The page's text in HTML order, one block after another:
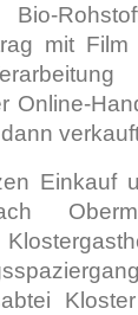
Bio-
mit
Online-
Einkauf
Kloster